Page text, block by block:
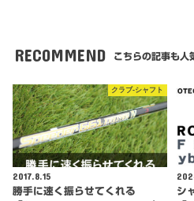
RECOMMEND こちらの記事も人
クラブ-シャフト
2017.8.15
勝手に速く振らせてくれる
シ